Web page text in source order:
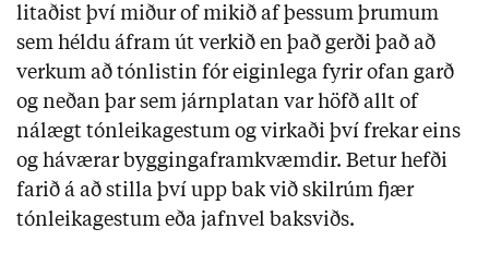
litaðist því miður of mikið af þessum þrumum
sem héldu áfram út verkið en það gerði það að
verkum að tónlistin fór eiginlega fyrir ofan garð
og neðan þar sem járnplatan var höfð allt of
nálægt tónleikagestum og virkaði því frekar eins
og háværar byggingaframkvæmdir. Betur hefði
farið á að stilla því upp bak við skilrúm fjær
tónleikagestum eða jafnvel baksviðs.